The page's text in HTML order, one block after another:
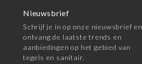
Nieuwsbrief
Schrijf je in op onze nieuwsbrief en
ontvang de laatste trends en
aanbiedingen op het gebied van
tegels en sanitair.